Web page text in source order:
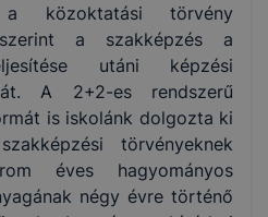
közoktatási törvény
a szakképzés a
utáni képzési
A 2+2-es rendszerű
is iskolánk dolgozta ki
törvényeknek
éves hagyományos
négy évre történő